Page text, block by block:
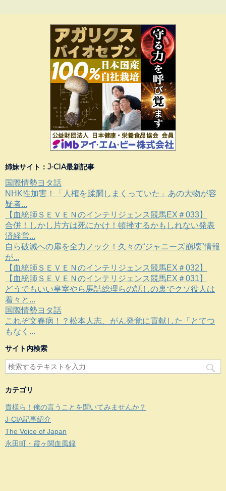
姉妹サイト：J-CIA最新記事
国際情勢ヨタ話
NHK性加害！「人権を蹂躙しまくっていた」あの大物が容
疑者...
【血統師ＳＥＶＥＮのインテリジェンス競馬EX＃033】
合併！しかし片方は死にかけ！頓挫するかもしれない発表
済経営...
自ら破滅への扉を全力ノック！久々の“ジャニーズ崩壊”情報
が...
【血統師ＳＥＶＥＮのインテリジェンス競馬EX＃032】
【血統師ＳＥＶＥＮのインテリジェンス競馬EX＃031】
どうでもいい皇室やら馬詰総理らの話しの裏でクソ役人は
着々と...
国際情勢ヨタ話
これぞ文春病！？松本人志、がん発覚に貢献した「とてつ
もなく...
サイト内検索
カテゴリ
貴様ら！俺の言うことを聞いてみませんか？
J-CIA記事紹介
The Voice of Japan
永田町・霞ヶ関血風録